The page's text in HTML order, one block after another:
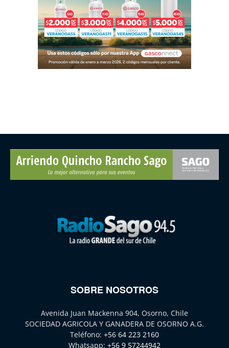
SOBRE NOSOTROS
Avenida Juan Mackenna 904, Osorno, Chile
SOCIEDAD AGRICOLA Y GANADERA DE OSORNO A.G.
Teléfono: +56 64 223 2160
Whatsapp: +56 9 57244942